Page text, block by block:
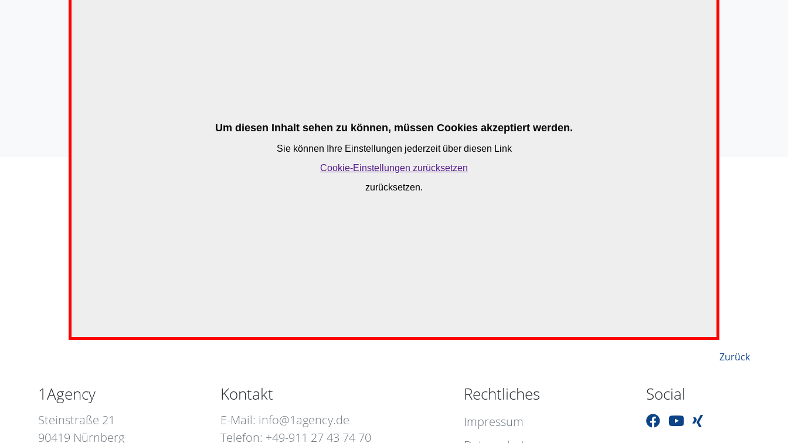
Zurück
1Agency
Steinstraße 21
90419 Nürnberg
Kontakt
E-Mail: info@1agency.de
Telefon: +49-911 27 43 74 70
Rechtliches
Impressum
Social